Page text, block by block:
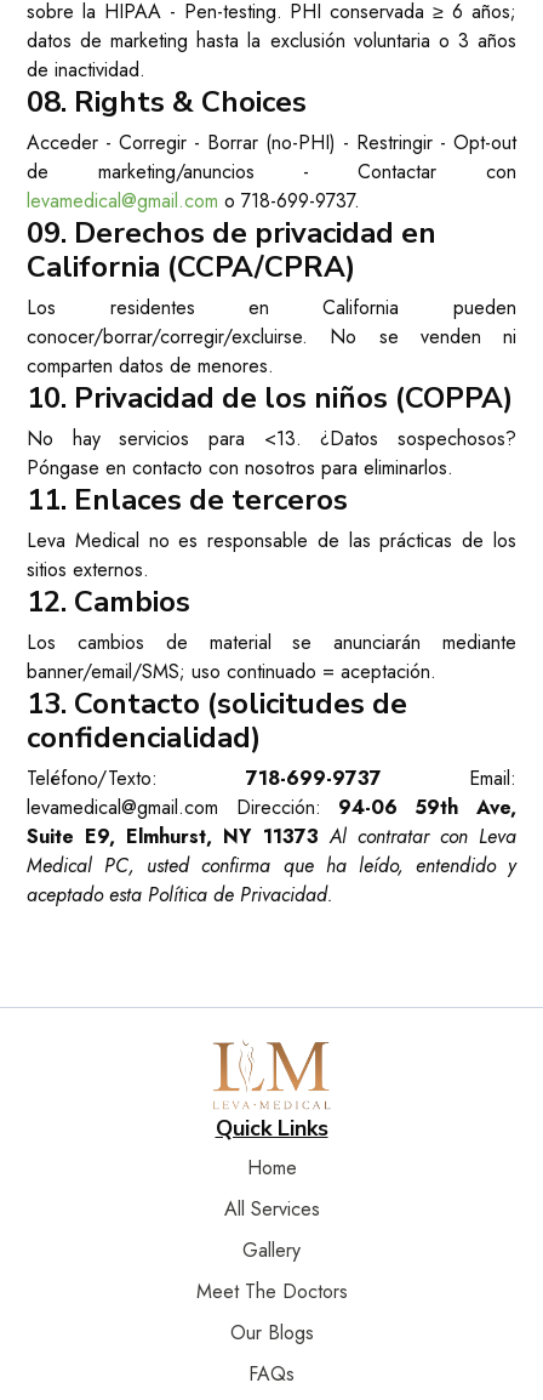
sobre la HIPAA - Pen-testing. PHI conservada ≥ 6 años;
datos de marketing hasta la exclusión voluntaria o 3 años
de inactividad.
08. Rights & Choices
Acceder - Corregir - Borrar (no-PHI) - Restringir - Opt-out
de marketing/anuncios - Contactar con
levamedical@gmail.com o718-699-9737.
09. Derechos de privacidad en
California (CCPA/CPRA)
Los residentes en California pueden
conocer/borrar/corregir/excluirse. No se venden ni
comparten datos de menores.
10. Privacidad de los niños (COPPA)
No hay servicios para <13. ¿Datos sospechosos?
Póngase en contacto con nosotros para eliminarlos.
11. Enlaces de terceros
Leva Medical no es responsable de las prácticas de los
sitios externos.
12. Cambios
Los cambios de material se anunciarán mediante
banner/email/SMS; uso continuado = aceptación.
13. Contacto (solicitudes de
confidencialidad)
Teléfono/Texto: 718-699-9737
Email:
levamedical@gmail.com Dirección: 94-06 59th Ave,
Suite E9, Elmhurst, NY 11373Al contratar con Leva
Medical PC, usted confirma que ha leído, entendido y
aceptado esta Política de Privacidad.
Quick Links
Home
All Services
Gallery
Meet The Doctors
Our Blogs
FAQs